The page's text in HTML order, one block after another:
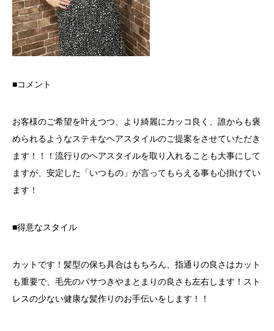
■コメント
お客様のご希望を叶えつつ、より綺麗にカッコ良く、誰からも褒
められるようなステキなヘアスタイルのご提案をさせていただき
ます！！！流行りのヘアスタイルを取り入れることも大事にして
ますが、安定した「いつもの」が言ってもらえる事も心掛けてい
ます！
■得意なスタイル
カットです！髪型の保ち具合はもちろん、指通りの良さはカット
も重要で、毛先のパサつきやまとまりの良さも左右します！スト
レスの少ない健康な髪作りのお手伝いをします！！